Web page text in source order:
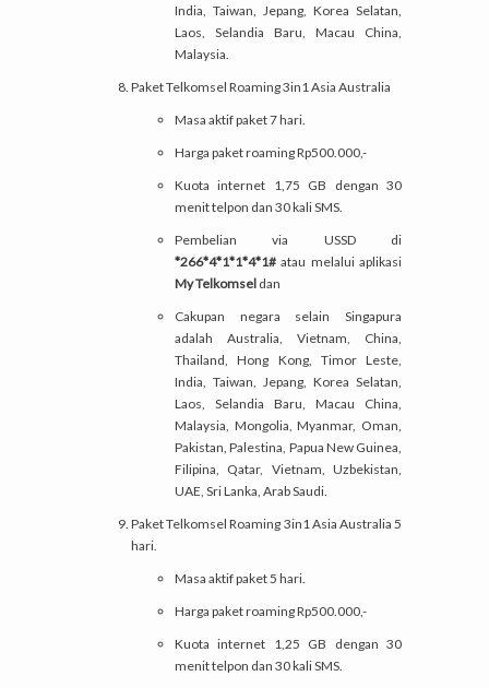
India, Taiwan, Jepang, Korea Selatan,
Laos, Selandia Baru, Macau China,
Malaysia.
Paket Telkomsel Roaming 3in1 Asia Australia
Masa aktif paket 7 hari.
Harga paket roaming Rp500.000,-
Kuota internet 1,75 GB dengan 30
menit telpon dan 30 kali SMS.
Pembelian via USSD di
*266*4*1*1*4*1#atau melalui aplikasi
My Telkomsel dan
Cakupan negara selain Singapura
adalah Australia, Vietnam, China,
Thailand, Hong Kong, Timor Leste,
India, Taiwan, Jepang, Korea Selatan,
Laos, Selandia Baru, Macau China,
Malaysia, Mongolia, Myanmar, Oman,
Pakistan, Palestina, Papua New Guinea,
Filipina, Qatar, Vietnam, Uzbekistan,
UAE, Sri Lanka, Arab Saudi.
Paket Telkomsel Roaming 3in1 Asia Australia 5
hari.
Masa aktif paket 5 hari.
Harga paket roaming Rp500.000,-
Kuota internet 1,25 GB dengan 30
menit telpon dan 30 kali SMS.